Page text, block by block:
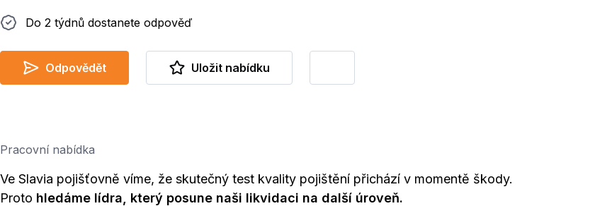
Do 2 týdnů dostanete odpověď
Do 2 týdnů dostanete odpověď
Odpovědět Uložit nabídku
Pracovní nabídka
Ve Slavia pojišťovně víme, že skutečný test kvality pojištění přichází v momentě škody.
Proto hledáme lídra, který posune naši likvidaci na další úroveň.